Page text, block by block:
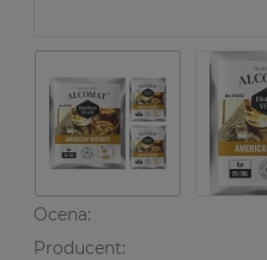
Ocena:
Producent: